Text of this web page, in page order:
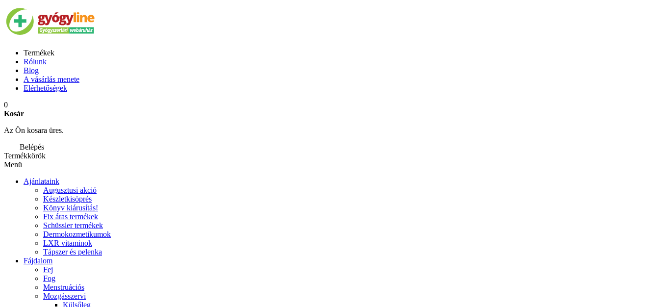
Termékek
Rólunk
Blog
A vásárlás menete
Elérhetőségek
0
Kosár
Az Ön kosara üres.
Belépés
Termékkörök
Menü
Ajánlataink
Augusztusi akció
Készletkisöprés
Könyv kiárusítás!
Fix áras termékek
Schüssler termékek
Dermokozmetikumok
LXR vitaminok
Tápszer és pelenka
Fájdalom
Fej
Fog
Menstruációs
Mozgásszervi
Külsőleg